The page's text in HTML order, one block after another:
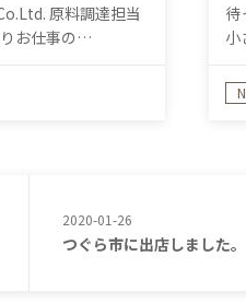
原料調達担当
お仕事の…
待
小
2020-01-26
つぐら市に出店しました。